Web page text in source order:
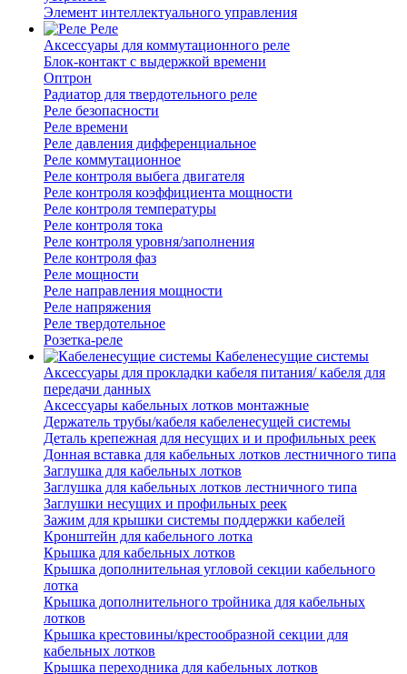
Элемент интеллектуального управления
Реле
Аксессуары для коммутационного реле
Блок-контакт с выдержкой времени
Оптрон
Радиатор для твердотельного реле
Реле безопасности
Реле времени
Реле давления дифференциальное
Реле коммутационное
Реле контроля выбега двигателя
Реле контроля коэффициента мощности
Реле контроля температуры
Реле контроля тока
Реле контроля уровня/заполнения
Реле контроля фаз
Реле мощности
Реле направления мощности
Реле напряжения
Реле твердотельное
Розетка-реле
Кабеленесущие системы
Аксессуары для прокладки кабеля питания/ кабеля для
передачи данных
Аксессуары кабельных лотков монтажные
Держатель трубы/кабеля кабеленесущей системы
Деталь крепежная для несущих и и профильных реек
Донная вставка для кабельных лотков лестничного типа
Заглушка для кабельных лотков
Заглушка для кабельных лотков лестничного типа
Заглушки несущих и профильных реек
Зажим для крышки системы поддержки кабелей
Кронштейн для кабельного лотка
Крышка для кабельных лотков
Крышка дополнительная угловой секции кабельного
лотка
Крышка дополнительного тройника для кабельных
лотков
Крышка крестовины/крестообразной секции для
кабельных лотков
Крышка переходника для кабельных лотков